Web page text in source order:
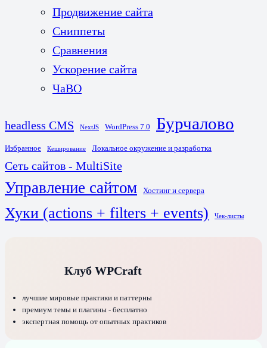
Продвижение сайта
Сниппеты
Сравнения
Ускорение сайта
ЧаВО
headless CMS NextJS WordPress 7.0 Бурчалово
Избранное Кеширование Локальное окружение и разработка
Сеть сайтов - MultiSite
Управление сайтом Хостинг и сервера
Хуки (actions + filters + events) Чек-листы
Клуб WPCraft
лучшие мировые практики и паттерны
премиум темы и плагины - бесплатно
экспертная помощь от опытных практиков